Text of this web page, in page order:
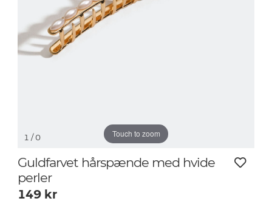
Touch to zoom
1 / 0
Guldfarvet hårspænde med hvide
perler
149 kr